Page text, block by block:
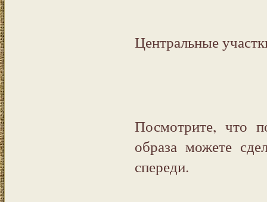
Центральные
Посмотрите, что
образа можете
спереди.